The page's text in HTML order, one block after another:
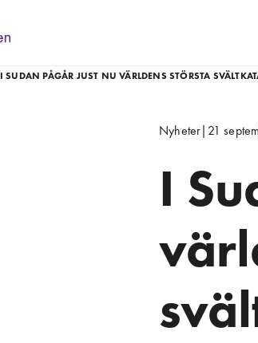
I SUDAN PÅGÅR JUST NU VÄRLDENS STÖRSTA
Nyheter| 21
I